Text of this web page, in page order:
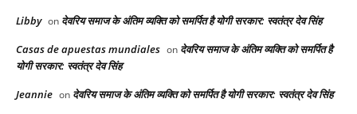
Libby on देवरिय समाज के अंतिम व्यक्ति को समर्पित है योगी सरकार: स्वतंत्र देव सिंह
Casas de apuestas mundiales on देवरिय समाज के अंतिम व्यक्ति को समर्पित है
योगी सरकार: स्वतंत्र देव सिंह
Jeannie on देवरिय समाज के अंतिम व्यक्ति को समर्पित है योगी सरकार: स्वतंत्र देव सिंह